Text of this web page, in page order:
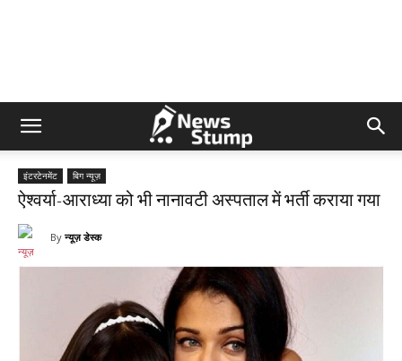
इंटरटेनमेंट बिग न्यूज़
ऐश्वर्या-आराध्या को भी नानावटी अस्पताल में भर्ती कराया गया
By न्यूज़ डेस्क